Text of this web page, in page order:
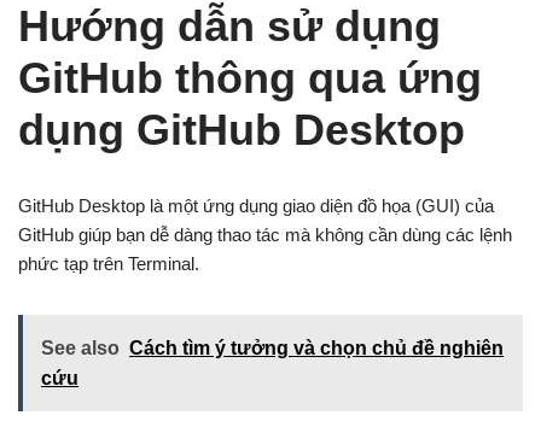
Hướng dẫn sử dụng
GitHub thông qua ứng
dụng GitHub Desktop
GitHub Desktop là một ứng dụng giao diện đồ họa (GUI) của
GitHub giúp bạn dễ dàng thao tác mà không cần dùng các lệnh
phức tạp trên Terminal.
See also Cách tìm ý tưởng và chọn chủ đề nghiên
cứu